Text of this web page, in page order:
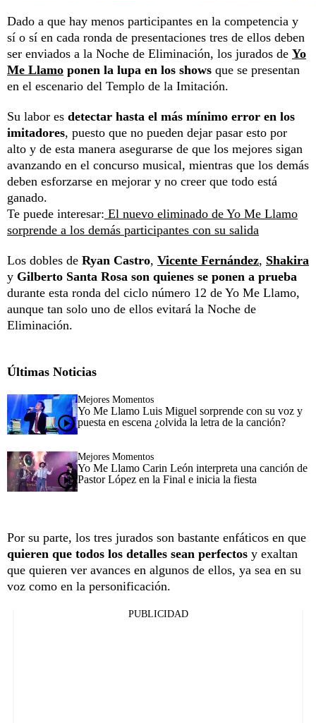
Dado a que hay menos participantes en la competencia y
sí o sí en cada ronda de presentaciones tres de ellos deben
ser enviados a la Noche de Eliminación, los jurados de Yo
Me Llamo ponen la lupa en los shows que se presentan
en el escenario del Templo de la Imitación.
Su labor es detectar hasta el más mínimo error en los
imitadores, puesto que no pueden dejar pasar esto por
alto y de esta manera asegurarse de que los mejores sigan
avanzando en el concurso musical, mientras que los demás
deben esforzarse en mejorar y no creer que todo está
ganado.
Te puede interesar: El nuevo eliminado de Yo Me Llamo
sorprende a los demás participantes con su salida
Los dobles de Ryan Castro, Vicente Fernández, Shakira
y Gilberto Santa Rosa son quienes se ponen a prueba
durante esta ronda del ciclo número 12 de Yo Me Llamo,
aunque tan solo uno de ellos evitará la Noche de
Eliminación.
Últimas Noticias
Mejores Momentos
Yo Me Llamo Luis Miguel sorprende con su voz y
puesta en escena ¿olvida la letra de la canción?
Mejores Momentos
Yo Me Llamo Carin León interpreta una canción de
Pastor López en la Final e inicia la fiesta
Por su parte, los tres jurados son bastante enfáticos en que
quieren que todos los detalles sean perfectos y exaltan
que quieren ver avances en algunos de ellos, ya sea en su
voz como en la personificación.
PUBLICIDAD